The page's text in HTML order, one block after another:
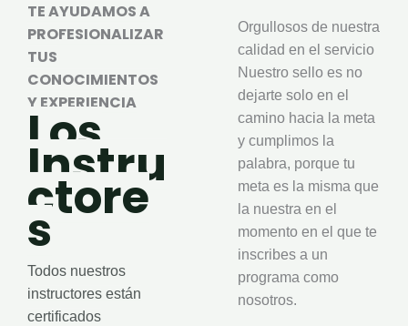
TE AYUDAMOS A
PROFESIONALIZAR
TUS
CONOCIMIENTOS
Y EXPERIENCIA
Los
Instru
ctore
s
Todos nuestros
instructores están
certificados
Orgullosos de nuestra
calidad en el servicio
Nuestro sello es no
dejarte solo en el
camino hacia la meta
y cumplimos la
palabra, porque tu
meta es la misma que
la nuestra en el
momento en el que te
inscribes a un
programa como
nosotros.